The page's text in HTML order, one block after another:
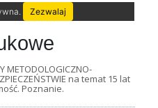
Zezwalaj
METODOLOGICZNO-
na temat 15 lat
Poznanie.